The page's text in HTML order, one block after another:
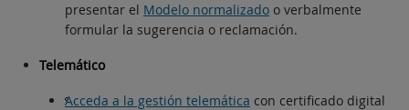
presentar el Modelo normalizado o verbalmente
formular la sugerencia o reclamación.
Telemático
Acceda a la gestión telemática con certificado digital